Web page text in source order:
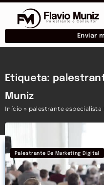
Enviar
Etiqueta:
Muniz
Início » palestrante especialista
Palestrante De Marketing Digital